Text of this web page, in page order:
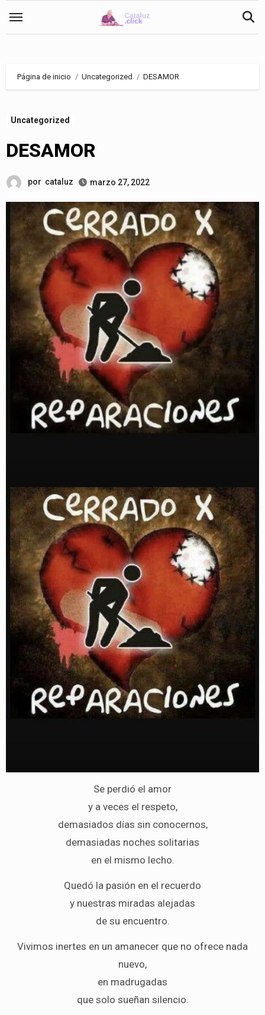
Página de inicio Uncategorized DESAMOR
Uncategorized
DESAMOR
por cataluz marzo 27, 2022
Se perdió el amor
y a veces el respeto,
demasiados días sin conocernos,
demasiadas noches solitarias
en el mismo lecho.
Quedó la pasión en el recuerdo
y nuestras miradas alejadas
de su encuentro.
Vivimos inertes en un amanecer que no ofrece nada
nuevo,
en madrugadas
que solo sueñan silencio.